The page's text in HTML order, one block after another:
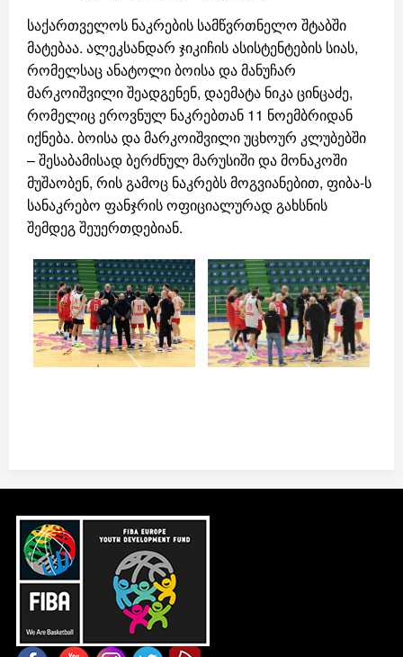
საქართველოს ნაკრების სამწვრთნელო შტაბში
მატებაა. ალეკსანდარ ჯიკიჩის ასისტენტების სიას,
რომელსაც ანატოლი ბოისა და მანუჩარ
მარკოიშვილი შეადგენენ, დაემატა ნიკა ცინცაძე,
რომელიც ეროვნულ ნაკრებთან 11 ნოემბრიდან
იქნება. ბოისა და მარკოიშვილი უცხოურ კლუბებში
– შესაბამისად ბერძნულ მარუსიში და მონაკოში
მუშაობენ, რის გამოც ნაკრებს მოგვიანებით, ფიბა-ს
სანაკრებო ფანჯრის ოფიციალურად გახსნის
შემდეგ შეუერთდებიან.